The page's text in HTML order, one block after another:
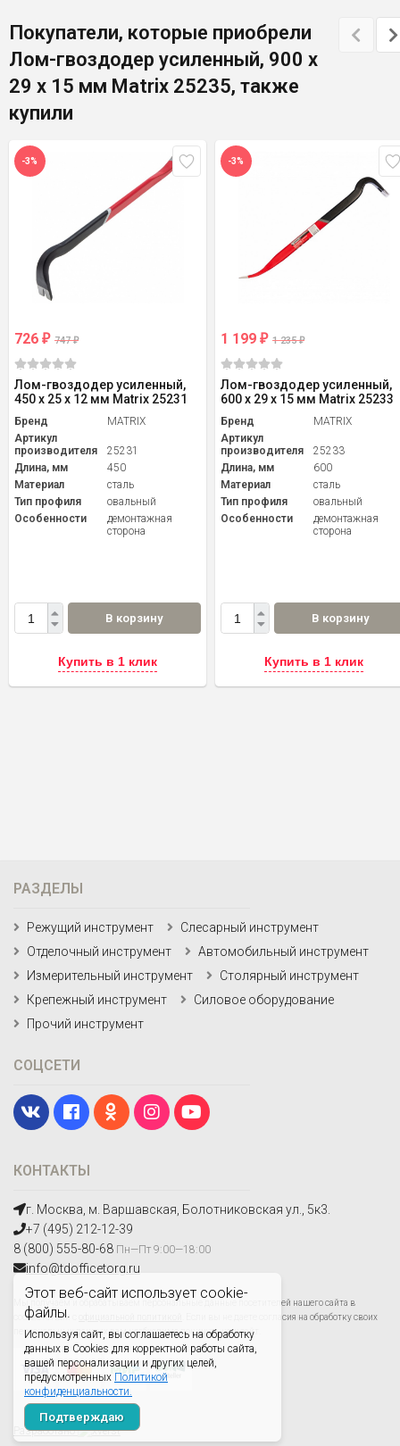
Этот веб-сайт использует cookie-
файлы.
Используя сайт, вы соглашаетесь на обработку
данных в Cookies для корректной работы сайта,
вашей персонализации и других целей,
предусмотренных Политикой
конфиденциальности.
Подтверждаю
Покупатели, которые приобрели
Лом-гвоздодер усиленный, 900 х
29 х 15 мм Matrix 25235, также
купили
-3%
726 ₽ 747₽
Лом-гвоздодер усиленный,
450 х 25 х 12 мм Matrix 25231
Бренд
MATRIX
Артикул
производителя
25231
Длина, мм
450
Материал
сталь
Тип профиля
овальный
Особенности
демонтажная
сторона
В корзину
Купить в 1 клик
-3%
1 199 ₽ 1 235₽
Лом-гвоздодер усиленный,
600 х 29 х 15 мм Matrix 25233
Бренд
MATRIX
Артикул
производителя
25233
Длина, мм
600
Материал
сталь
Тип профиля
овальный
Особенности
демонтажная
сторона
В корзину
Купить в 1 клик
КОНТАКТЫ
г. Москва, м. Варшавская, Болотниковская ул., 5к3.
+7 (495) 212-12-39
8 (800) 555-80-68 Пн—Пт 9:00—18:00
info@tdofficetorg.ru
Мы получаем и обрабатываем персональные данные посетителей нашего сайта в
соответствии с
. Если вы не даете согласия на обработку своих
персональных данных,вам необходимо покинуть наш сайт.
Разработано
РАЗДЕЛЫ
Режущий инструмент
Слесарный инструмент
Отделочный инструмент
Автомобильный инструмент
Измерительный инструмент
Столярный инструмент
Крепежный инструмент
Силовое оборудование
Прочий инструмент
СОЦСЕТИ